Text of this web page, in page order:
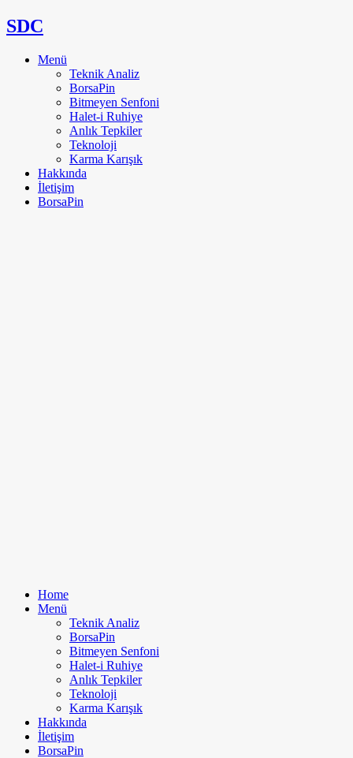
SDC
Menü
Teknik Analiz
BorsaPin
Bitmeyen Senfoni
Halet-i Ruhiye
Anlık Tepkiler
Teknoloji
Karma Karışık
Hakkında
İletişim
BorsaPin
Home
Menü
Teknik Analiz
BorsaPin
Bitmeyen Senfoni
Halet-i Ruhiye
Anlık Tepkiler
Teknoloji
Karma Karışık
Hakkında
İletişim
BorsaPin